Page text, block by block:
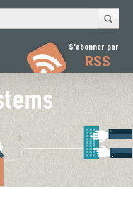
S'abonner par
RSS